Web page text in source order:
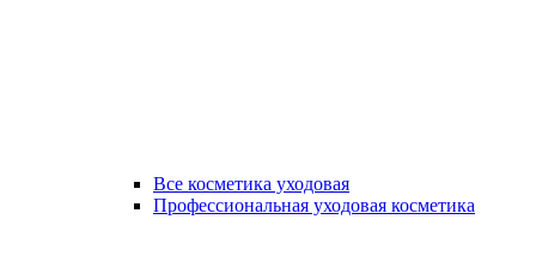
Все косметика уходовая
Профессиональная уходовая косметика